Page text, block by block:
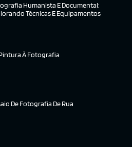
Humanista E Documental:
Técnicas E Equipamentos
À Fotografia
De Fotografia De Rua